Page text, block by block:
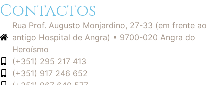
Contactos
Rua Prof. Augusto Monjardino, 27-33 (em frente ao
antigo Hospital de Angra) • 9700-020 Angra do
Heroísmo
(+351) 295 217 413
(+351) 917 246 652